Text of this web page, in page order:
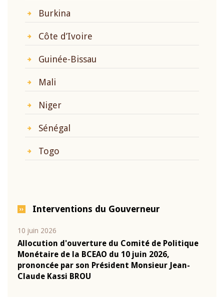
Burkina
Côte d’Ivoire
Guinée-Bissau
Mali
Niger
Sénégal
Togo
Interventions du Gouverneur
10 juin 2026
Allocution d'ouverture du Comité de Politique
Monétaire de la BCEAO du 10 juin 2026,
prononcée par son Président Monsieur Jean-
Claude Kassi BROU